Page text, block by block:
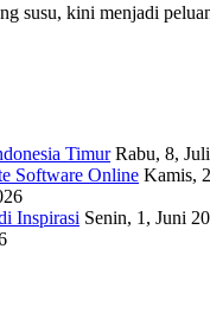
susu, kini menjadi
Timur Rabu, 8,
Software Online Kamis,
Inspirasi Senin, 1, Juni